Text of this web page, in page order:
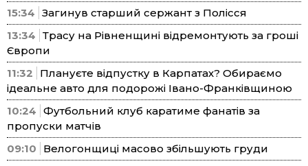
15:34 Загинув старший сержант з Полісся
13:34 Трасу на Рівненщині відремонтують за гроші
Європи
11:32
Плануєте відпустку в Карпатах? Обираємо
ідеальне авто для подорожі Івано-Франківщиною
10:24 Футбольний клуб каратиме фанатів за
пропуски матчів
09:10
Велогонщиці масово збільшують груди